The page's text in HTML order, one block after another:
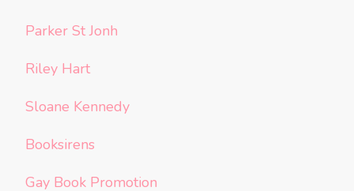
Parker St Jonh
Riley Hart
Sloane Kennedy
Booksirens
Gay Book Promotion